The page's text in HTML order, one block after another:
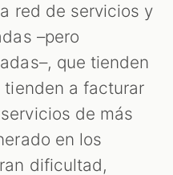
red de servicios y
–pero
que tienden
a facturar
de más
en los
dificultad,